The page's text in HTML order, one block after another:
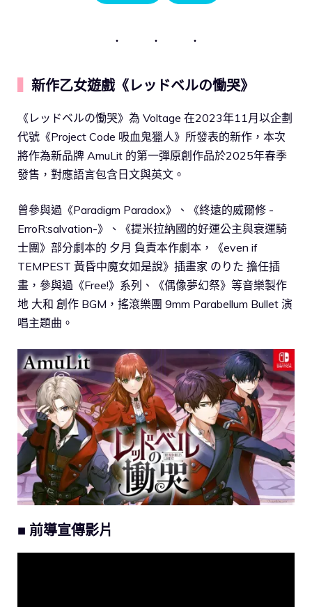
新作乙女遊戲《レッドベルの慟哭》
《レッドベルの慟哭》為 Voltage 在2023年11月以企劃
代號《Project Code 吸血鬼獵人》所發表的新作，本次
將作為新品牌 AmuLit 的第一彈原創作品於2025年春季
發售，對應語言包含日文與英文。
曾參與過《Paradigm Paradox》、《終遠的威爾修 -
ErroR:salvation-》、《提米拉納國的好運公主與衰運騎
士團》部分劇本的 夕月 負責本作劇本，《even if
TEMPEST 黃昏中魔女如是說》插畫家 のりた 擔任插
畫，參與過《Free!》系列、《偶像夢幻祭》等音樂製作
地 大和 創作 BGM，搖滾樂團 9mm Parabellum Bullet 演
唱主題曲。
■ 前導宣傳影片